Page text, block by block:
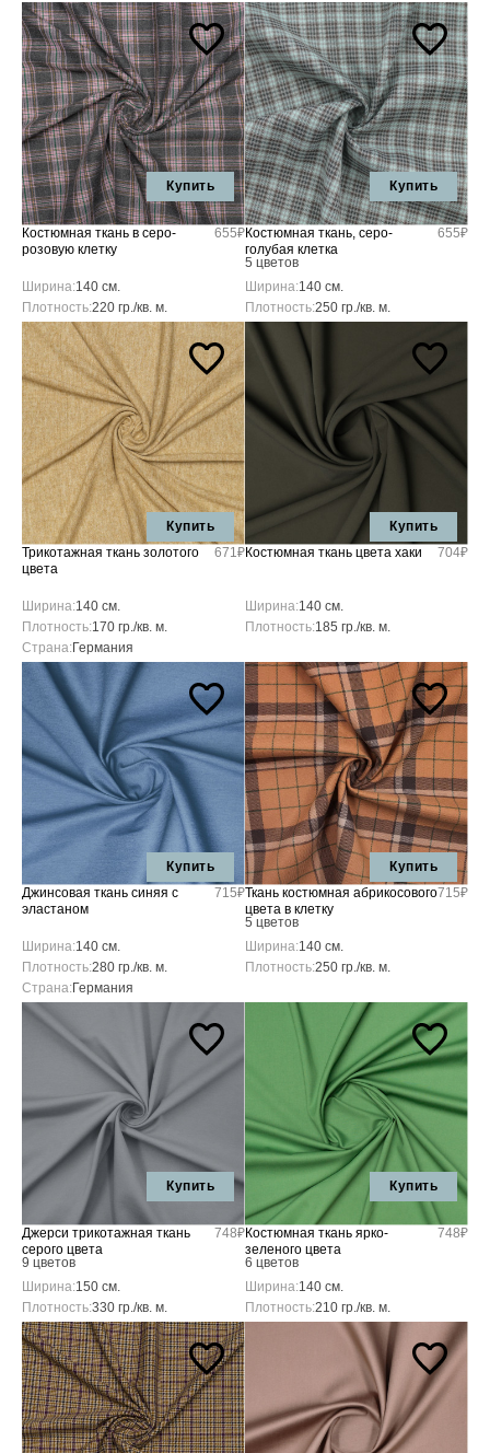
Купить
Костюмная ткань в серо-
розовую клетку
655₽
Ширина:140 см.
Плотность:220 гр./кв. м.
Купить
Костюмная ткань, серо-
голубая клетка
5 цветов
655₽
Ширина:140 см.
Плотность:250 гр./кв. м.
Купить
Трикотажная ткань золотого
цвета
671₽
Ширина:140 см.
Плотность:170 гр./кв. м.
Страна:Германия
Купить
Костюмная ткань цвета хаки
704₽
Ширина:140 см.
Плотность:185 гр./кв. м.
Купить
Джинсовая ткань синяя с
эластаном
715₽
Ширина:140 см.
Плотность:280 гр./кв. м.
Страна:Германия
Купить
Ткань костюмная абрикосового
цвета в клетку
5 цветов
715₽
Ширина:140 см.
Плотность:250 гр./кв. м.
Купить
Джерси трикотажная ткань
серого цвета
9 цветов
748₽
Ширина:150 см.
Плотность:330 гр./кв. м.
Купить
Костюмная ткань ярко-
зеленого цвета
6 цветов
748₽
Ширина:140 см.
Плотность:210 гр./кв. м.